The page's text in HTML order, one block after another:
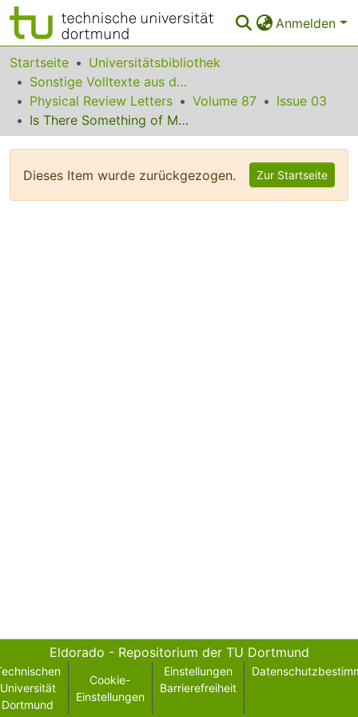
Anmelden
Bereiche & Sammlungen
Das gesamte Repositorium
Statistiken
Startseite
Universitätsbibliothek
Sonstige Volltexte aus dem Bibliotheksangebot
Physical Review Letters
Volume 87
Issue 03
Is There Something of Mode Coupling Theory in Orientationally Disordered Crystals?
Dieses Item wurde zurückgezogen. Zur Startseite
Eldorado - Repositorium der TU Dortmund
Universität
Dortmund
Cookie-
Einstellungen
Einstellungen
Barrierefreiheit